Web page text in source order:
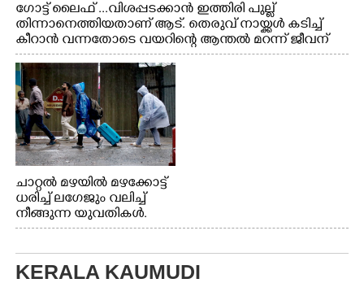
ഗോട്ട് ലൈഫ് ...വിശപ്പടക്കാൻ ഇത്തിരി പുല്ല്
തിന്നാനെത്തിയതാണ് ആട്. തെരുവ് നായ്ക്കൾ കടിച്ച്
കീറാൻ വന്നതോടെ വയറിന്റെ ആന്തൽ മറന്ന് ജീവന്
വേണ്ടിയായി ഓട്ടം. എറണാകുളം വാത്തുരുത്തിയിൽ
നിന്നുള്ള കാഴ്ച
ചാറ്റൽ മഴയിൽ മഴക്കോട്ട്
ധരിച്ച് ലഗേജും വലിച്ച്
നീങ്ങുന്ന യുവതികൾ.
എറണാകുളം മേനകയിൽ
KERALA KAUMUDI